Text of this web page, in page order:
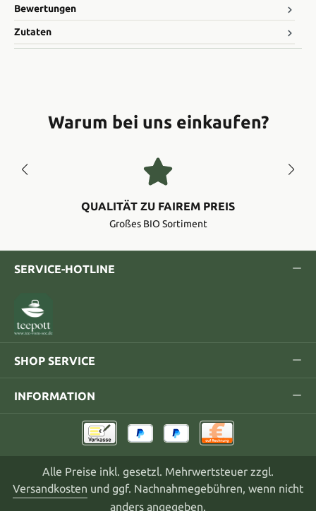
Bewertungen
Zutaten
Warum bei uns einkaufen?
QUALITÄT ZU FAIREM PREIS
Großes BIO Sortiment
SERVICE-HOTLINE
SHOP SERVICE
INFORMATION
Alle Preise inkl. gesetzl. Mehrwertsteuer zzgl.
Versandkosten und ggf. Nachnahmegebühren, wenn nicht
anders angegeben.